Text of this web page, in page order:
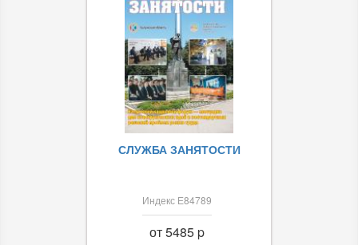
СЛУЖБА ЗАНЯТОСТИ
Индекс Е84789
от 5485 p